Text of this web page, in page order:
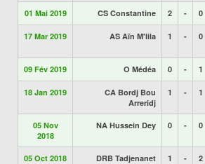
01 Mai 2019 CS Constantine 2 - 0
17 Mar 2019 AS Aïn M'lila 1 - 0
09 Fév 2019 O Médéa 0 - 1
18 Jan 2019
CA Bordj Bou
Arreridj
1 - 1
05 Nov
2018
NA Hussein Dey 0 - 0
05 Oct 2018 DRB Tadjenanet 1 - 2